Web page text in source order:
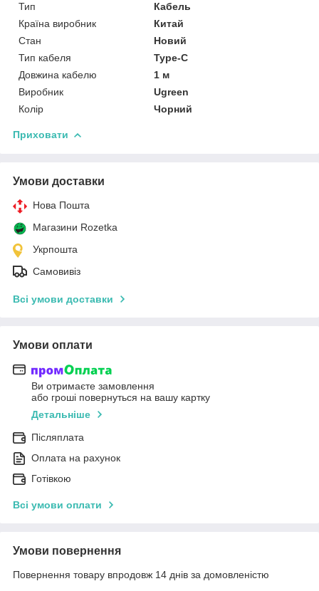
Тип
Кабель
Країна виробник
Китай
Стан
Новий
Тип кабеля
Type-C
Довжина кабелю
1 м
Виробник
Ugreen
Колір
Чорний
Приховати
Умови доставки
Нова Пошта
Магазини Rozetka
Укрпошта
Самовивіз
Всі умови доставки
Умови оплати
Ви отримаєте замовлення
або гроші повернуться на вашу картку
Детальніше
Післяплата
Оплата на рахунок
Готівкою
Всі умови оплати
Умови повернення
Повернення товару впродовж 14 днів за домовленістю